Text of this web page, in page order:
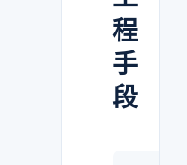
程
手
段